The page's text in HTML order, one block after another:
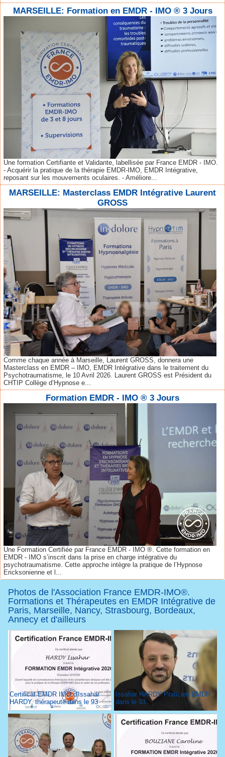
MARSEILLE: Formation en EMDR - IMO ® 3 Jours
Une formation Certifiante et Validante, labellisée par France EMDR - IMO.
- Acquérir la pratique de la thérapie EMDR-IMO, EMDR Intégrative,
reposant sur les mouvements oculaires. - Améliore...
MARSEILLE: Masterclass EMDR Intégrative Laurent
GROSS
Comme chaque année à Marseille, Laurent GROSS, donnera une
Masterclass en EMDR – IMO, EMDR Intégrative dans le traitement du
Psychotraumatisme, le 10 Avril 2026. Laurent GROSS est Président du
CHTIP Collège d’Hypnose e...
Formation EMDR - IMO ® 3 Jours
Une Formation Certifiée par France EMDR - IMO ®. Cette formation en
EMDR - IMO s’inscrit dans la prise en charge intégrative du
psychotraumatisme. Cette approche intègre la pratique de l’Hypnose
Ericksonienne et l...
Photos de l'Association France EMDR-IMO®.
Formations et Thérapeutes en EMDR Intégrative de
Paris, Marseille, Nancy, Strasbourg, Bordeaux,
Annecy et d'ailleurs
Certificat EMDR IMO d'Issahar
HARDY, thérapeute dans le 93
Issahar HARDY Praticien EMDR
dans le 93